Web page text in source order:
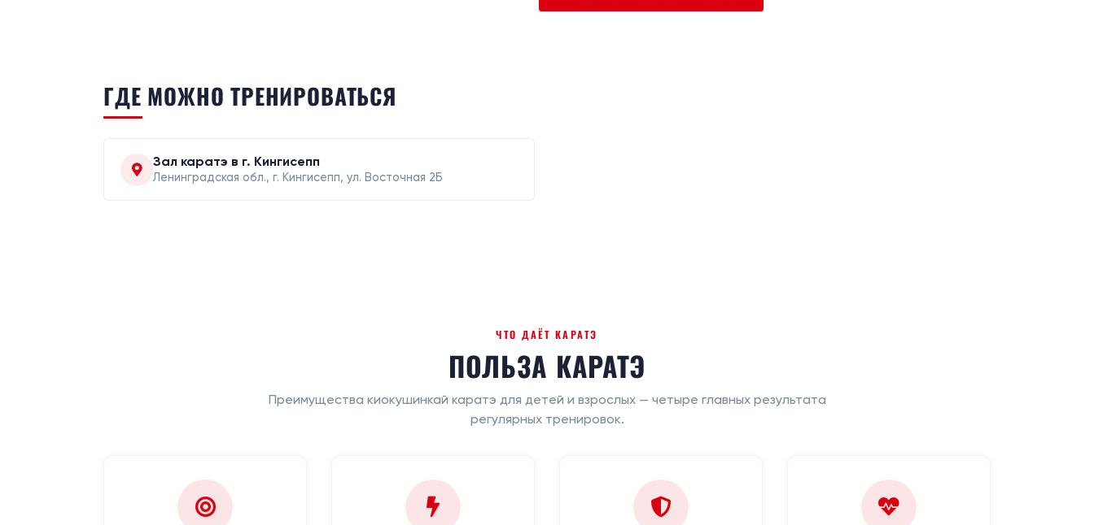
ГДЕ МОЖНО ТРЕНИРОВАТЬСЯ
Зал каратэ в г. Кингисепп
Ленинградская обл., г. Кингисепп, ул. Восточная 2Б
ЧТО ДАЁТ КАРАТЭ
ПОЛЬЗА КАРАТЭ
Преимущества киокушинкай каратэ для детей и взрослых — четыре главных результата
регулярных тренировок.